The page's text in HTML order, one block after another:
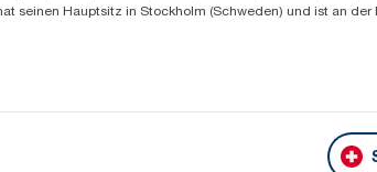
seinen Hauptsitz in Stockholm (Schweden) und ist an